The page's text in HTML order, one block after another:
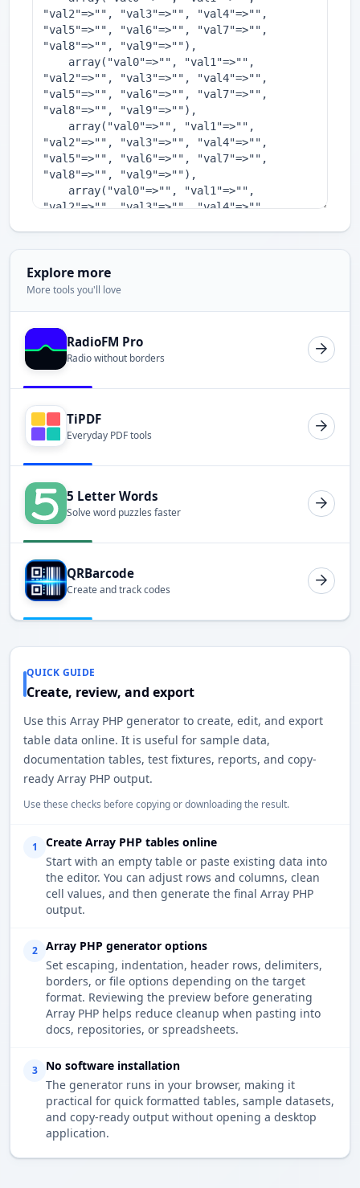
Explore more
More tools you'll love
RadioFM Pro
Radio without borders
TiPDF
Everyday PDF tools
5 Letter Words
Solve word puzzles faster
QRBarcode
Create and track codes
QUICK GUIDE
Create, review, and export
Use this Array PHP generator to create, edit, and export
table data online. It is useful for sample data,
documentation tables, test fixtures, reports, and copy-
ready Array PHP output.
Use these checks before copying or downloading the result.
1
Create Array PHP tables online
Start with an empty table or paste existing data into
the editor. You can adjust rows and columns, clean
cell values, and then generate the final Array PHP
output.
2
Array PHP generator options
Set escaping, indentation, header rows, delimiters,
borders, or file options depending on the target
format. Reviewing the preview before generating
Array PHP helps reduce cleanup when pasting into
docs, repositories, or spreadsheets.
3
No software installation
The generator runs in your browser, making it
practical for quick formatted tables, sample datasets,
and copy-ready output without opening a desktop
application.